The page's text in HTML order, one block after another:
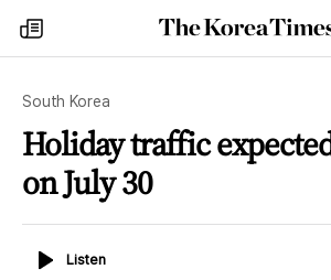
my
times
The
Korea
South Korea
Holiday traffic
on July 30
ListenListen